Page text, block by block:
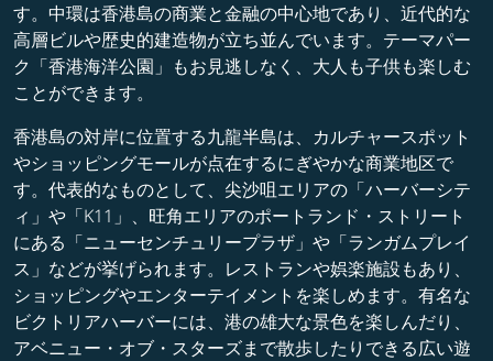
す。中環は香港島の商業と金融の中心地であり、近代的な
高層ビルや歴史的建造物が立ち並んでいます。テーマパー
ク「香港海洋公園」もお見逃しなく、大人も子供も楽しむ
ことができます。
香港島の対岸に位置する九龍半島は、カルチャースポット
やショッピングモールが点在するにぎやかな商業地区で
す。代表的なものとして、尖沙咀エリアの「ハーバーシテ
ィ」や「K11」、旺角エリアのポートランド・ストリート
にある「ニューセンチュリープラザ」や「ランガムプレイ
ス」などが挙げられます。レストランや娯楽施設もあり、
ショッピングやエンターテイメントを楽しめます。有名な
ビクトリアハーバーには、港の雄大な景色を楽しんだり、
アベニュー・オブ・スターズまで散歩したりできる広い遊